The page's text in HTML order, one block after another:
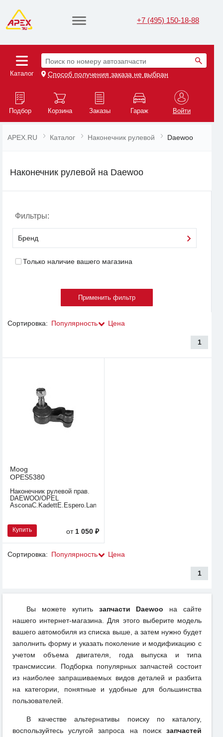
+7 (495) 150-18-88
Каталог
Поиск по номеру автозапчасти
Способ получения заказа не выбран
Подбор Корзина Заказы Гараж Войти
APEX.RU Каталог Наконечник рулевой Daewoo
Наконечник рулевой на Daewoo
Фильтры:
Бренд
Только наличие вашего магазина
Сортировка: Популярность Цена
1
Moog
OPES5380
Наконечник рулевой прав.
DAEWOO/OPEL
AsconaC.KadettE.Espero.Lanos.Nexi
Купить от 1 050 ₽
Сортировка: Популярность Цена
1
Вы можете купить запчасти Daewoo на сайте
нашего интернет-магазина. Для этого выберите модель
вашего автомобиля из списка выше, а затем нужно будет
заполнить форму и указать поколение и модификацию с
учетом объема двигателя, года выпуска и типа
трансмиссии. Подборка популярных запчастей состоит
из наиболее запрашиваемых видов деталей и разбита
на категории, понятные и удобные для большинства
пользователей.
В качестве альтернативы поиску по каталогу,
воспользуйтесь услугой запроса на поиск запчастей